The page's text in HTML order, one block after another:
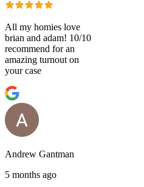
All my homies love
brian and adam! 10/10
recommend for an
amazing turnout on
your case
Andrew Gantman
5 months ago